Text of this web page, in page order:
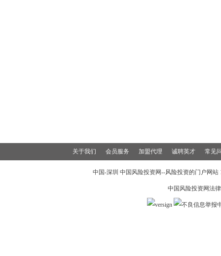
关于我们 会员服务 加盟代理 诚聘英才 常见
中国-深圳 中国风险投资网--风险投资的门户网
中国风险投资网法